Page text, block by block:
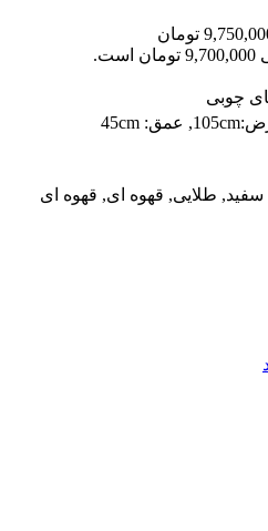
قیمت اصلی 9,750,000 تومان
چوبی
سفید, طلایی, قهوه ای, قهوه ای